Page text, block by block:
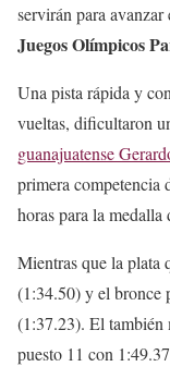
servirán para
Juegos Olímpicos
Una pista rápida y
vueltas, dificultaron
guanajuatense
primera competencia
horas para la medalla
Mientras que la plata
(1:34.50) y el bronce
(1:37.23). El también
puesto 11 con